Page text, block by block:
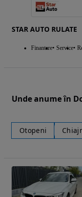
STAR AUTO RULATE
Finantare Service
Unde anume în
Otopeni